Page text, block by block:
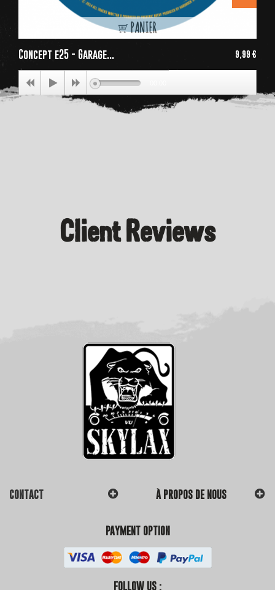
PANIER
Concept e25 - Garage... 9,99 €
Client Reviews
CONTACT À PROPOS DE NOUS
PAYMENT OPTION
FOLLOW US :